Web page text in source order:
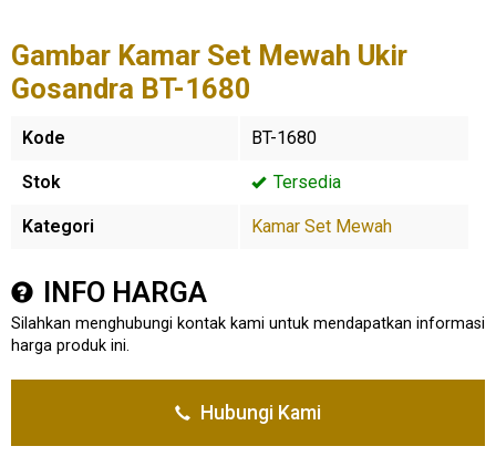
Gambar Kamar Set Mewah Ukir
Gosandra BT-1680
Kode BT-1680
Stok Tersedia
Kategori Kamar Set Mewah
INFO HARGA
Silahkan menghubungi kontak kami untuk mendapatkan informasi
harga produk ini.
Hubungi Kami